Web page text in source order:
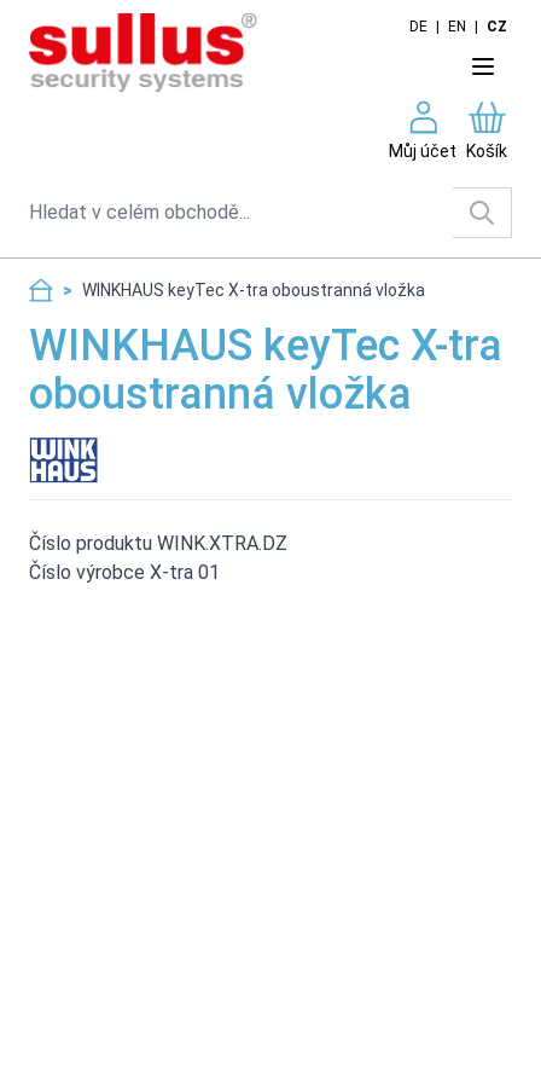
Skip to Content
DE EN CZ
Můj účet Košík
Search
> WINKHAUS keyTec X-tra oboustranná vložka
WINKHAUS keyTec X-tra
oboustranná vložka
Číslo produktu WINK.XTRA.DZ
Číslo výrobce X-tra 01